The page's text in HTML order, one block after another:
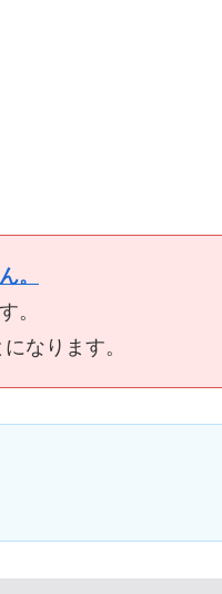
。
。
なります。